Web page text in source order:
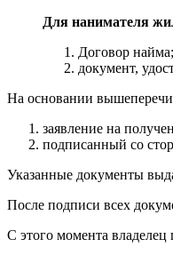
Для нанимателя
Договор найма;
документ,
На основании
заявление на
подписанный со
Указанные документы
После подписи всех
С этого момента